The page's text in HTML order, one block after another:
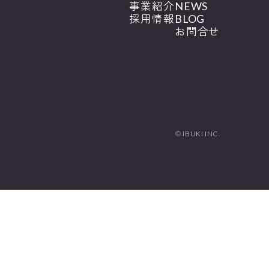
事業紹介
採用情報
NEWS
BLOG
お問合せ
© IBUKI INC.